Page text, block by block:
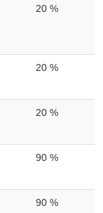
20 %
20 %
20 %
90 %
90 %